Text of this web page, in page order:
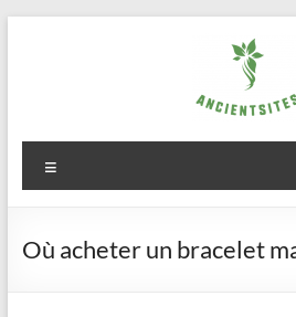
ancientsites.eu
Où acheter un bracelet